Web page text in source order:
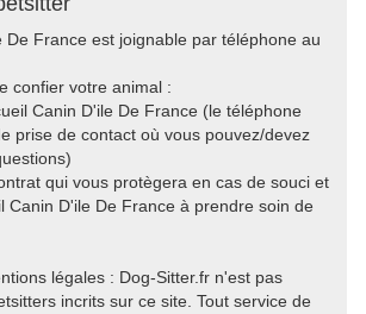
De France est joignable par téléphone au
confier votre animal :
Canin D'ile De France (le téléphone
prise de contact où vous pouvez/devez
qui vous protègera en cas de souci et
Canin D'ile De France à prendre soin de
légales : Dog-Sitter.fr n'est pas
incrits sur ce site. Tout service de